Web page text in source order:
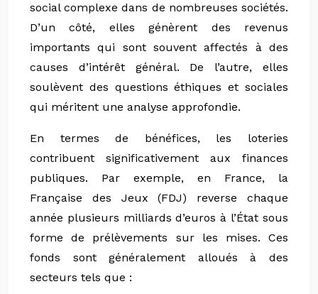
social complexe dans de nombreuses sociétés.
D’un côté, elles génèrent des revenus
importants qui sont souvent affectés à des
causes d’intérêt général. De l’autre, elles
soulèvent des questions éthiques et sociales
qui méritent une analyse approfondie.
En termes de bénéfices, les loteries
contribuent significativement aux finances
publiques. Par exemple, en France, la
Française des Jeux (FDJ) reverse chaque
année plusieurs milliards d’euros à l’État sous
forme de prélèvements sur les mises. Ces
fonds sont généralement alloués à des
secteurs tels que :